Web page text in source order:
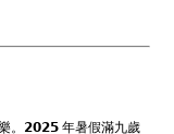
。𝟮𝟬𝟮𝟱 年暑假滿九歲